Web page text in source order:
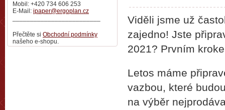
Viděli jsme už
zajedno! Jste
2021? Prvním
Letos máme
vazbou, které
na výběr
Mobil: +420 734 606 253
E-Mail: ipaper@ergoplan.cz
Přečtěte si Obchodní podmínky
našeho e-shopu.